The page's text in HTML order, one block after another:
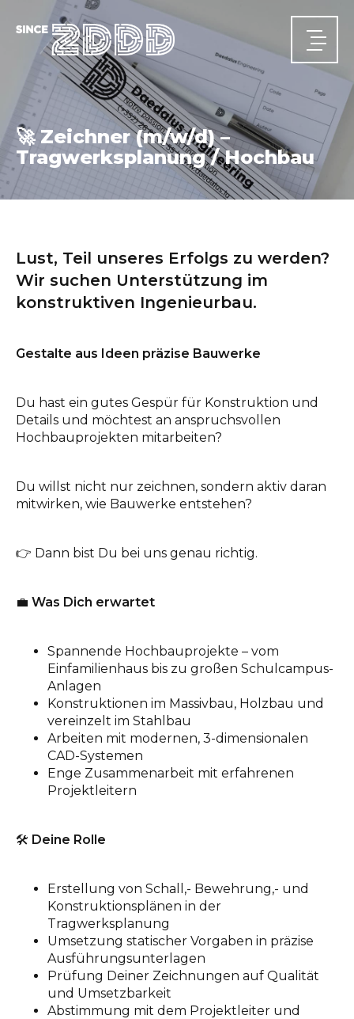
HOME
JOBS
KONTAKT
🚀 Zeichner (m/w/d) –
Tragwerksplanung / Hochbau
Lust, Teil unseres Erfolgs zu werden?
Wir suchen Unterstützung im
konstruktiven Ingenieurbau.
Gestalte aus Ideen präzise Bauwerke
Du hast ein gutes Gespür für Konstruktion und
Details und möchtest an anspruchsvollen
Hochbauprojekten mitarbeiten?
Du willst nicht nur zeichnen, sondern aktiv daran
mitwirken, wie Bauwerke entstehen?
👉 Dann bist Du bei uns genau richtig.
💼 Was Dich erwartet
Spannende Hochbauprojekte – vom
Einfamilienhaus bis zu großen Schulcampus-
Anlagen
Konstruktionen im Massivbau, Holzbau und
vereinzelt im Stahlbau
Arbeiten mit modernen, 3-dimensionalen
CAD-Systemen
Enge Zusammenarbeit mit erfahrenen
Projektleitern
🛠️ Deine Rolle
Erstellung von Schall,- Bewehrung,- und
Konstruktionsplänen in der
Tragwerksplanung
Umsetzung statischer Vorgaben in präzise
Ausführungsunterlagen
Prüfung Deiner Zeichnungen auf Qualität
und Umsetzbarkeit
Abstimmung mit dem Projektleiter und